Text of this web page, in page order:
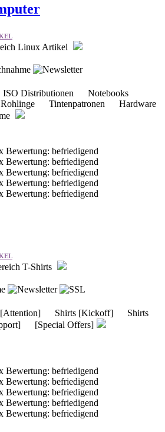
Linux Artikel
Distributionen Notebooks
Tintenpatronen Hardware
T-Shirts
[Attention] Shirts [Kickoff] Shirts
[Special Offers]